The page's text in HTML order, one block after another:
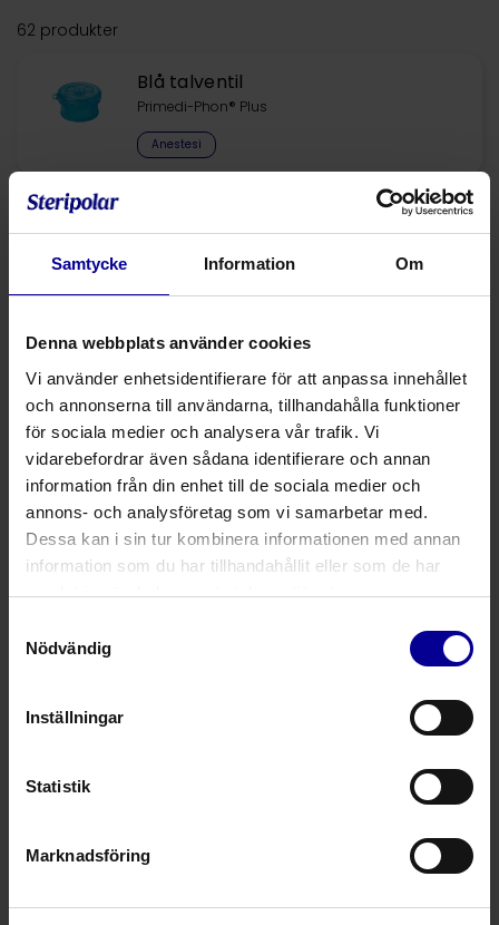
Samtycke Information Om
Denna webbplats använder cookies
Vi använder enhetsidentifierare för att anpassa innehållet
och annonserna till användarna, tillhandahålla funktioner
för sociala medier och analysera vår trafik. Vi
vidarebefordrar även sådana identifierare och annan
information från din enhet till de sociala medier och
annons- och analysföretag som vi samarbetar med.
Dessa kan i sin tur kombinera informationen med annan
information som du har tillhandahållit eller som de har
samlat in när du har använt deras tjänster.
Nödvändig
Inställningar
Statistik
Marknadsföring
62 produkter
Blå talventil
Primedi-Phon® Plus
Anestesi
Blå talventil med syrgasnippel
Filtermembran till talventil Primedi-
Phon® Plus
Primedi-Phon® Plus
Anestesi Anestesi
Fuktvärmeväxlare med integrerad
talfunktion
EasyTouch
Trakeostomi Trakeostomi
HME-filter till Primedi-Phon® Extra